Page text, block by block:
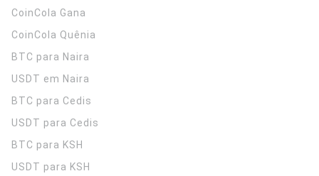
CoinCola Gana
CoinCola Quênia
BTC para Naira
USDT em Naira
BTC para Cedis
USDT para Cedis
BTC para KSH
USDT para KSH